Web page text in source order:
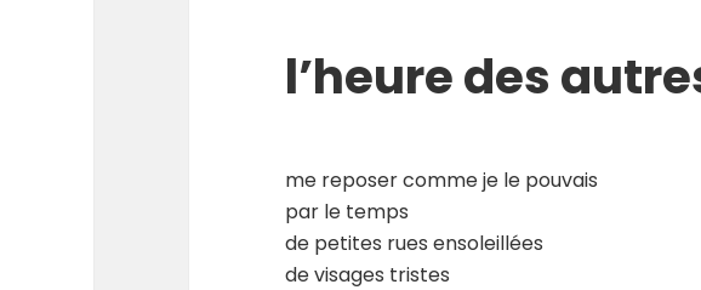
l’heure des
me reposer comme je le pouvais
par le temps
de petites rues ensoleillées
de visages tristes